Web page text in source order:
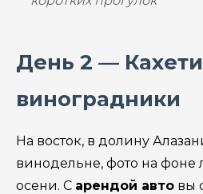
День 2 —
виноградники
На восток, в долину
винодельне, фото на фоне
осени. С арендой авто вы